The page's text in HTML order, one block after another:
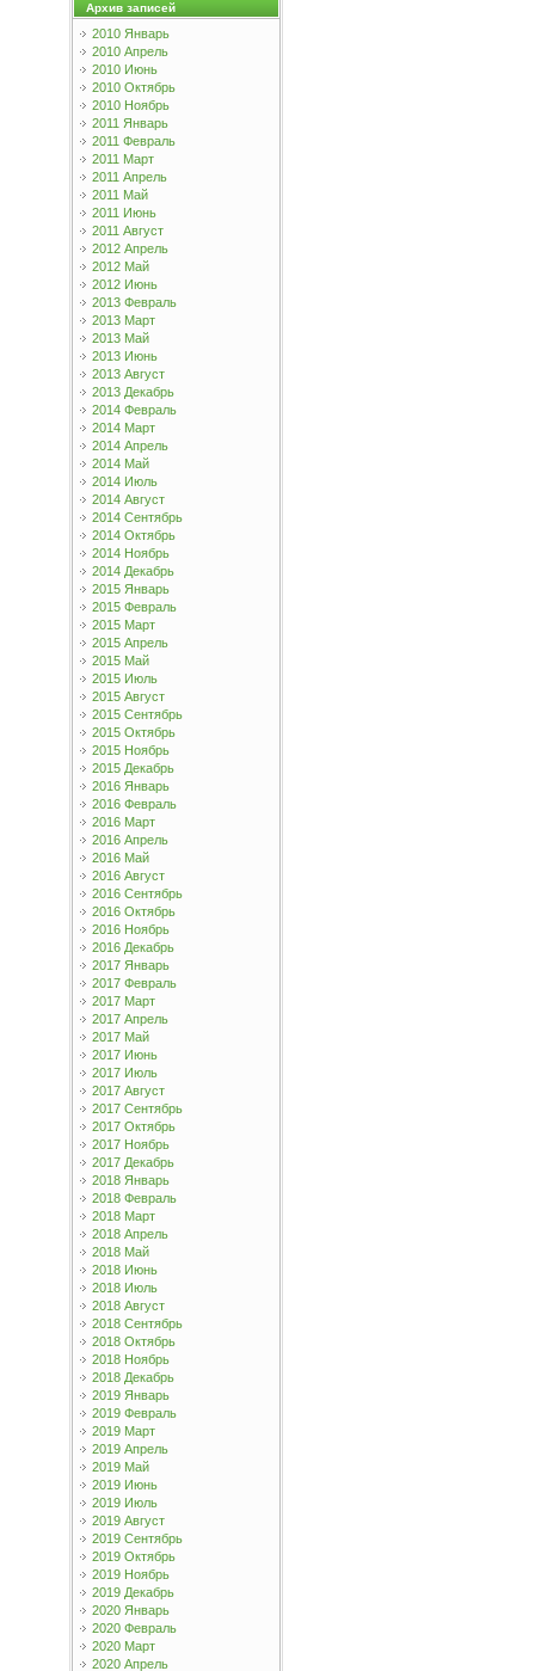
Архив записей
2010 Январь
2010 Апрель
2010 Июнь
2010 Октябрь
2010 Ноябрь
2011 Январь
2011 Февраль
2011 Март
2011 Апрель
2011 Май
2011 Июнь
2011 Август
2012 Апрель
2012 Май
2012 Июнь
2013 Февраль
2013 Март
2013 Май
2013 Июнь
2013 Август
2013 Декабрь
2014 Февраль
2014 Март
2014 Апрель
2014 Май
2014 Июль
2014 Август
2014 Сентябрь
2014 Октябрь
2014 Ноябрь
2014 Декабрь
2015 Январь
2015 Февраль
2015 Март
2015 Апрель
2015 Май
2015 Июль
2015 Август
2015 Сентябрь
2015 Октябрь
2015 Ноябрь
2015 Декабрь
2016 Январь
2016 Февраль
2016 Март
2016 Апрель
2016 Май
2016 Август
2016 Сентябрь
2016 Октябрь
2016 Ноябрь
2016 Декабрь
2017 Январь
2017 Февраль
2017 Март
2017 Апрель
2017 Май
2017 Июнь
2017 Июль
2017 Август
2017 Сентябрь
2017 Октябрь
2017 Ноябрь
2017 Декабрь
2018 Январь
2018 Февраль
2018 Март
2018 Апрель
2018 Май
2018 Июнь
2018 Июль
2018 Август
2018 Сентябрь
2018 Октябрь
2018 Ноябрь
2018 Декабрь
2019 Январь
2019 Февраль
2019 Март
2019 Апрель
2019 Май
2019 Июнь
2019 Июль
2019 Август
2019 Сентябрь
2019 Октябрь
2019 Ноябрь
2019 Декабрь
2020 Январь
2020 Февраль
2020 Март
2020 Апрель